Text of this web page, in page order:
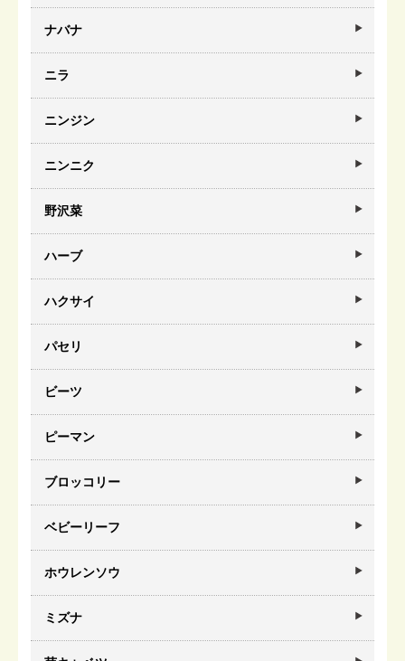
ナバナ
ニラ
ニンジン
ニンニク
野沢菜
ハーブ
ハクサイ
パセリ
ビーツ
ピーマン
ブロッコリー
ベビーリーフ
ホウレンソウ
ミズナ